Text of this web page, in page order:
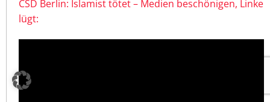
CSD Berlin: Islamist tötet – Medien beschönigen, Linke
lügt: